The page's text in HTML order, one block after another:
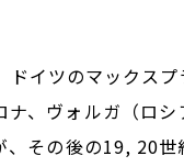
ドイツのマックスプ
、ヴォルガ（ロシ
その後の19, 20世